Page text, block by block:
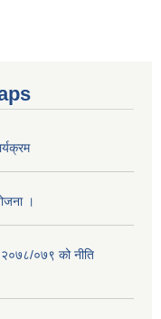
।
०७९ को नीति